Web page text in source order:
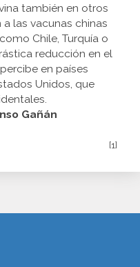
también en otros
las vacunas chinas
Chile, Turquía o
reducción en el
en países
Unidos, que
Gañán
[1]